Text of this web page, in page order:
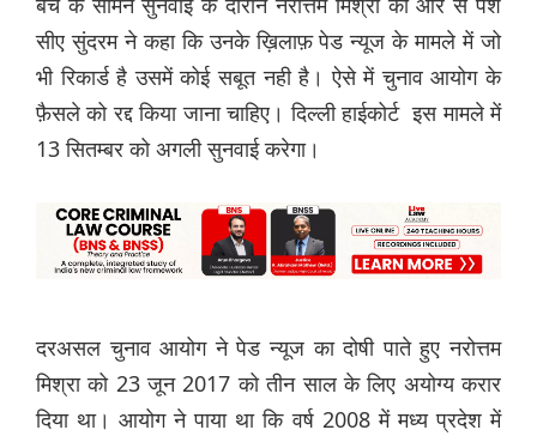
सीए सुंदरम ने कहा कि उनके ख़िलाफ़ पेड न्यूज के मामले में जो
भी रिकार्ड है उसमें कोई सबूत नही है। ऐसे में चुनाव आयोग के
फ़ैसले को रद्द किया जाना चाहिए। दिल्ली हाईकोर्ट इस मामले में
13 सितम्बर को अगली सुनवाई करेगा।
दरअसल चुनाव आयोग ने पेड न्यूज का दोषी पाते हुए नरोत्तम
मिश्रा को 23 जून 2017 को तीन साल के लिए अयोग्य करार
दिया था। आयोग ने पाया था कि वर्ष 2008 में मध्य प्रदेश में